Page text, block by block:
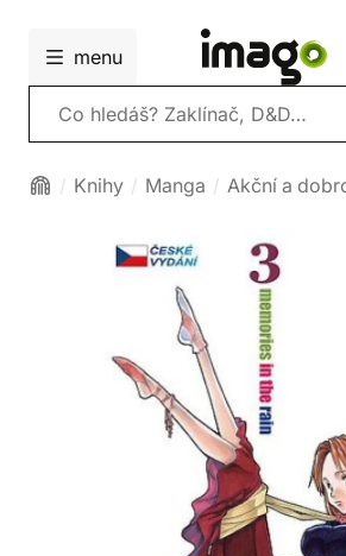
menu
Vyhledávání
Knihy Manga Akční a